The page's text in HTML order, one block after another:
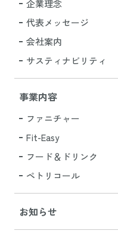
企業理念
代表メッセージ
会社案内
サスティナビリティ
事業内容
ファニチャー
Fit-Easy
フード＆ドリンク
ペトリコール
お知らせ